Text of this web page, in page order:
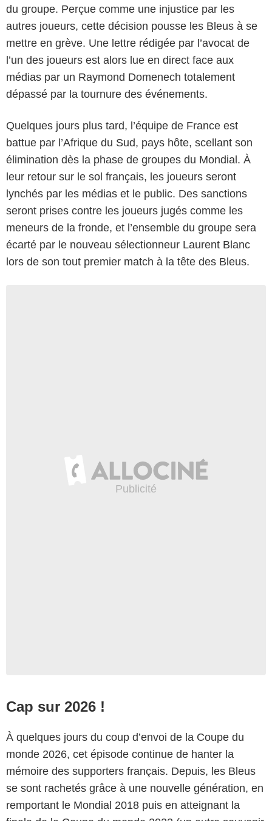
du groupe. Perçue comme une injustice par les
autres joueurs, cette décision pousse les Bleus à se
mettre en grève. Une lettre rédigée par l’avocat de
l’un des joueurs est alors lue en direct face aux
médias par un Raymond Domenech totalement
dépassé par la tournure des événements.
Quelques jours plus tard, l’équipe de France est
battue par l’Afrique du Sud, pays hôte, scellant son
élimination dès la phase de groupes du Mondial. À
leur retour sur le sol français, les joueurs seront
lynchés par les médias et le public. Des sanctions
seront prises contre les joueurs jugés comme les
meneurs de la fronde, et l’ensemble du groupe sera
écarté par le nouveau sélectionneur Laurent Blanc
lors de son tout premier match à la tête des Bleus.
Cap sur 2026 !
À quelques jours du coup d’envoi de la Coupe du
monde 2026, cet épisode continue de hanter la
mémoire des supporters français. Depuis, les Bleus
se sont rachetés grâce à une nouvelle génération, en
remportant le Mondial 2018 puis en atteignant la